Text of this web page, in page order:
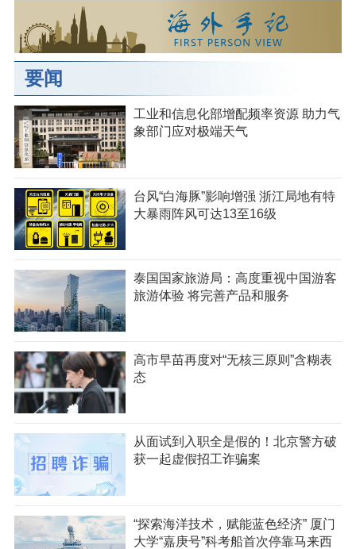
要闻
工业和信息化部增配频率资源 助力气
象部门应对极端天气
台风“白海豚”影响增强 浙江局地有特
大暴雨阵风可达13至16级
泰国国家旅游局：高度重视中国游客
旅游体验 将完善产品和服务
高市早苗再度对“无核三原则”含糊表
态
从面试到入职全是假的！北京警方破
获一起虚假招工诈骗案
“探索海洋技术，赋能蓝色经济” 厦门
大学“嘉庚号”科考船首次停靠马来西